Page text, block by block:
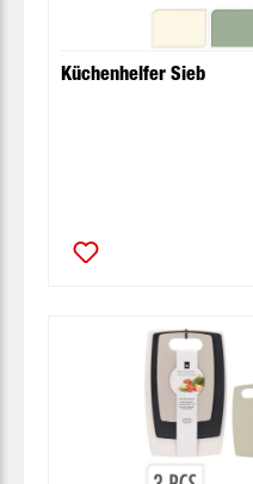
Küchenhelfer Sieb